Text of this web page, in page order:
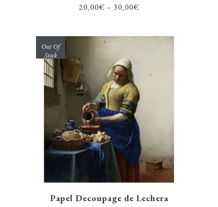
20,00€ – 30,00€
Out Of
Stock
Papel Decoupage de Lechera